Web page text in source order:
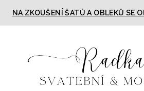
NA ZKOUŠENÍ ŠATŮ A OBLEKŮ SE